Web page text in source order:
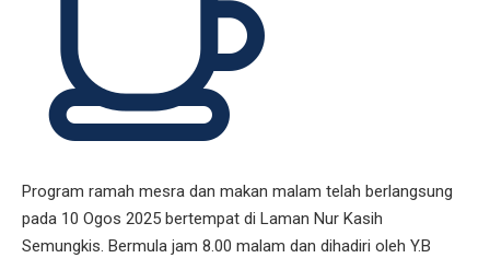
Program ramah mesra dan makan malam telah berlangsung
pada 10 Ogos 2025 bertempat di Laman Nur Kasih
Semungkis. Bermula jam 8.00 malam dan dihadiri oleh Y.B